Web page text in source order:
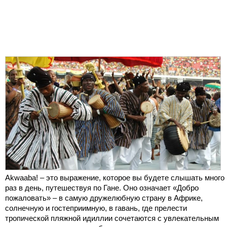
Akwaaba! – это выражение, которое вы будете слышать много
раз в день, путешествуя по Гане. Оно означает «Добро
пожаловать» – в самую дружелюбную страну в Африке,
солнечную и гостеприимную, в гавань, где прелести
тропической пляжной идиллии сочетаются с увлекательным